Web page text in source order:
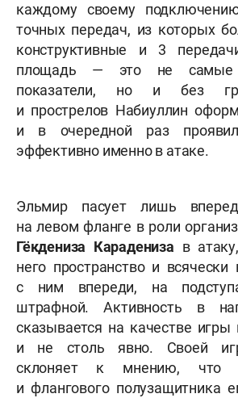
каждому своему
точных передач, из которых
конструктивные и 3
площадь — это не самые
показатели, но и без
и прострелов Набиуллин
и в очередной раз
эффективно именно в атаке.
Эльмир пасует лишь
на левом фланге в роли
Гёкдениза Карадениза в
него пространство и всячески
с ним впереди, на
штрафной. Активность в
сказывается на качестве игры
и не столь явно. Своей
склоняет к мнению, что
и флангового полузащитника